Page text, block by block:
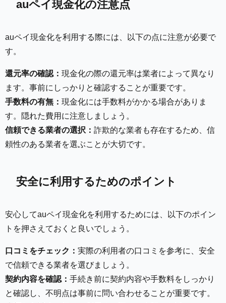
auペイ現金化の注意点
auペイ現金化を利用する際には、以下の点に注意が必要で
す。
還元率の確認： 現金化の際の還元率は業者によって異なり
ます。事前にしっかりと確認することが重要です。
手数料の有無： 現金化には手数料がかかる場合がありま
す。隠れた費用に注意しましょう。
信頼できる業者の選択： 詐欺的な業者も存在するため、信
頼性のある業者を選ぶことが大切です。
安全に利用するためのポイント
安心してauペイ現金化を利用するためには、以下のポイン
トを押さえておくと良いでしょう。
口コミをチェック： 実際の利用者の口コミを参考に、安全
で信頼できる業者を選びましょう。
契約内容を確認： 手続き前に契約内容や手数料をしっかり
と確認し、不明点は事前に問い合わせることが重要です。